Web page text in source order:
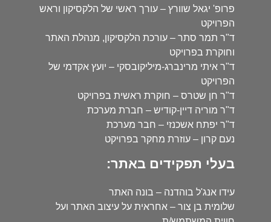
פרופ' יגאל שוורץ – עורך ראשי של הלקסיקון וראש
הפרויקט
ד"ר תמר סתר – עורכת הלקסיקון, מנהלת האתר
וחוקרת בפרויקט
ד"ר איתי מרינברג-מיליקובסקי – יועץ אקדמי של
הפרויקט
ד"ר חן שטרס – חוקרת ראשית בפרויקט
ד"ר מוריה דיין-קודיש – חברת מערכת
ד"ר יפתח אשכנזי – חבר מערכת
נעם קרון – עוזרת מחקר בפרויקט
בעלי תפקידים באתר:
עידו אנג'ל בוהדנה – בונה האתר
שלומית בן צור – אחראית על עיצוב האתר ועל